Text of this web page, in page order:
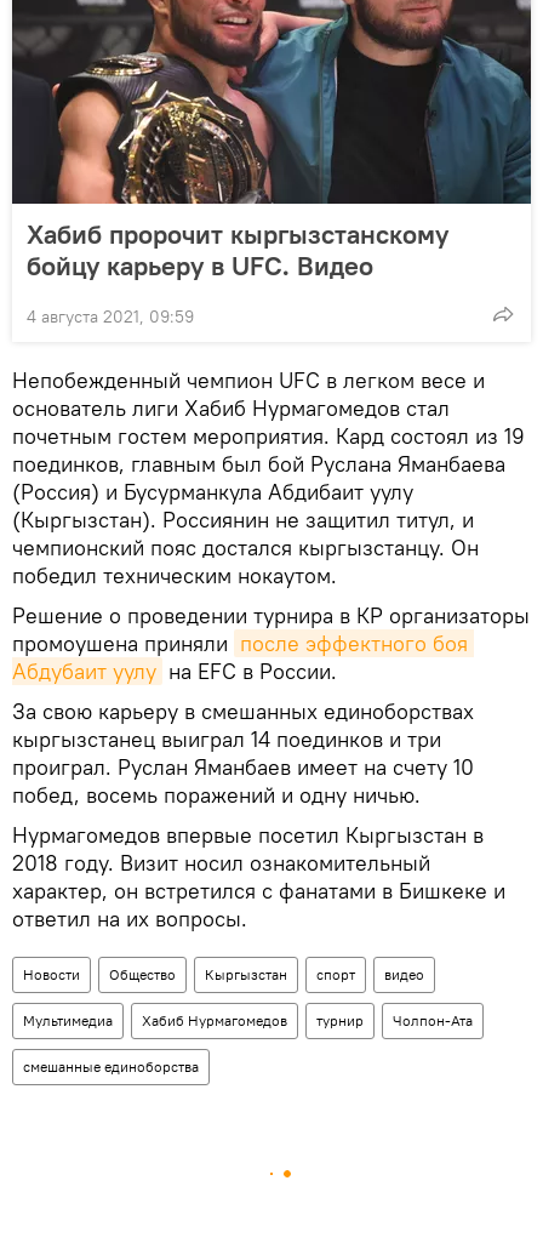
Хабиб пророчит кыргызстанскому
бойцу карьеру в UFC. Видео
4 августа 2021, 09:59
Непобежденный чемпион UFC в легком весе и
основатель лиги Хабиб Нурмагомедов стал
почетным гостем мероприятия. Кард состоял из 19
поединков, главным был бой Руслана Яманбаева
(Россия) и Бусурманкула Абдибаит уулу
(Кыргызстан). Россиянин не защитил титул, и
чемпионский пояс достался кыргызстанцу. Он
победил техническим нокаутом.
Решение о проведении турнира в КР организаторы
промоушена приняли после эффектного боя
Абдубаит уулу на EFC в России.
За свою карьеру в смешанных единоборствах
кыргызстанец выиграл 14 поединков и три
проиграл. Руслан Яманбаев имеет на счету 10
побед, восемь поражений и одну ничью.
Нурмагомедов впервые посетил Кыргызстан в
2018 году. Визит носил ознакомительный
характер, он встретился с фанатами в Бишкеке и
ответил на их вопросы.
Новости Общество Кыргызстан спорт видео
Мультимедиа Хабиб Нурмагомедов турнир Чолпон-Ата
смешанные единоборства